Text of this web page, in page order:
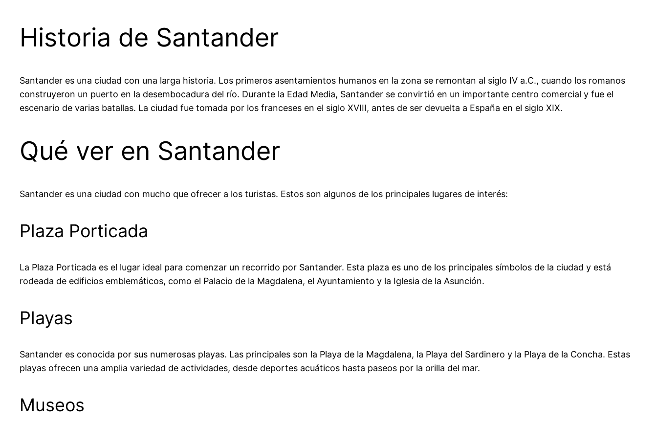
Historia de Santander
Santander es una ciudad con una larga historia. Los primeros asentamientos humanos en la zona se remontan al siglo IV a.C., cuando los romanos
construyeron un puerto en la desembocadura del río. Durante la Edad Media, Santander se convirtió en un importante centro comercial y fue el
escenario de varias batallas. La ciudad fue tomada por los franceses en el siglo XVIII, antes de ser devuelta a España en el siglo XIX.
Qué ver en Santander
Santander es una ciudad con mucho que ofrecer a los turistas. Estos son algunos de los principales lugares de interés:
Plaza Porticada
La Plaza Porticada es el lugar ideal para comenzar un recorrido por Santander. Esta plaza es uno de los principales símbolos de la ciudad y está
rodeada de edificios emblemáticos, como el Palacio de la Magdalena, el Ayuntamiento y la Iglesia de la Asunción.
Playas
Santander es conocida por sus numerosas playas. Las principales son la Playa de la Magdalena, la Playa del Sardinero y la Playa de la Concha. Estas
playas ofrecen una amplia variedad de actividades, desde deportes acuáticos hasta paseos por la orilla del mar.
Museos